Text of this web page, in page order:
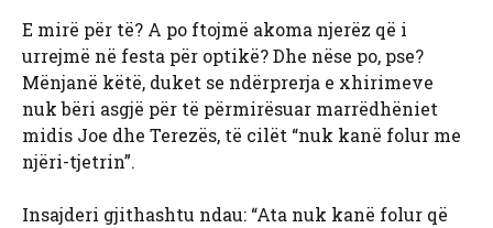
E mirë për të? A po ftojmë akoma njerëz që i
urrejmë në festa për optikë? Dhe nëse po, pse?
Mënjanë këtë, duket se ndërprerja e xhirimeve
nuk bëri asgjë për të përmirësuar marrëdhëniet
midis Joe dhe Terezës, të cilët “nuk kanë folur me
njëri-tjetrin”.
Insajderi gjithashtu ndau: “Ata nuk kanë folur që